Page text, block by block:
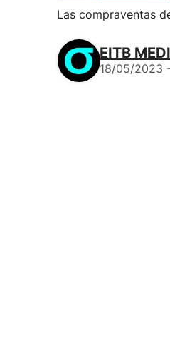
Las compraventas
EITB
18/05/2023